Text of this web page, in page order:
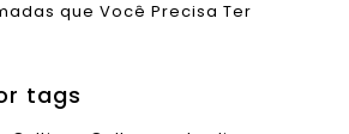
que Você Precisa Ter
tags